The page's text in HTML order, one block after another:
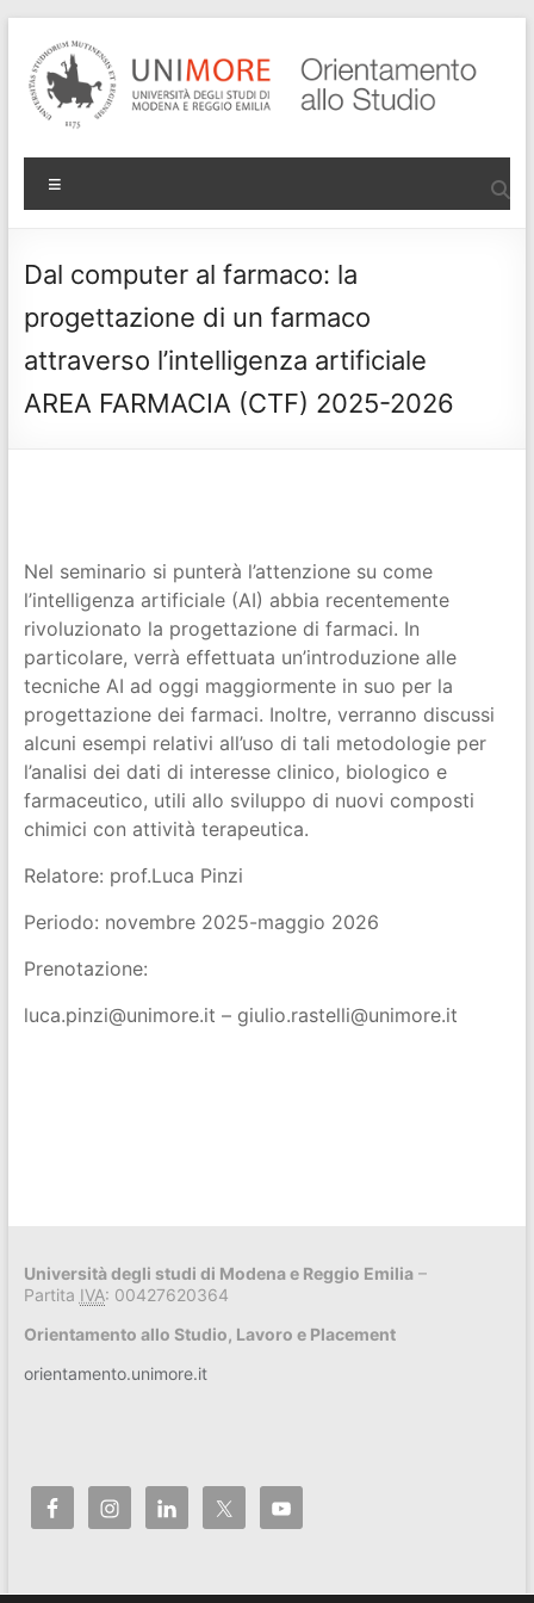
contenuto
Progetto
Orientamento
di Ateneo
Dal computer al farmaco: la
progettazione di un farmaco
attraverso l’intelligenza artificiale
AREA FARMACIA (CTF) 2025-2026
Nel seminario si punterà l’attenzione su come
l’intelligenza artificiale (AI) abbia recentemente
rivoluzionato la progettazione di farmaci. In
particolare, verrà effettuata un’introduzione alle
tecniche AI ad oggi maggiormente in suo per la
progettazione dei farmaci. Inoltre, verranno discussi
alcuni esempi relativi all’uso di tali metodologie per
l’analisi dei dati di interesse clinico, biologico e
farmaceutico, utili allo sviluppo di nuovi composti
chimici con attività terapeutica.
Relatore: prof.Luca Pinzi
Periodo: novembre 2025-maggio 2026
Prenotazione:
luca.pinzi@unimore.it – giulio.rastelli@unimore.it
Università degli studi di Modena e Reggio Emilia–
Partita IVA: 00427620364
Orientamento allo Studio, Lavoro e Placement
orientamento.unimore.it